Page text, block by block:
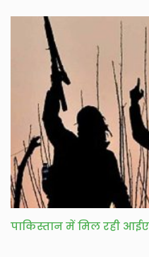
पाकिस्तान में मिल रही